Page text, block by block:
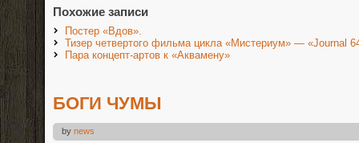
Похожие записи
Постер «Вдов».
Тизер четвертого фильма цикла «Мистериум» — «Journal
Пара концепт-артов к «Аквамену»
БОГИ ЧУМЫ
by news